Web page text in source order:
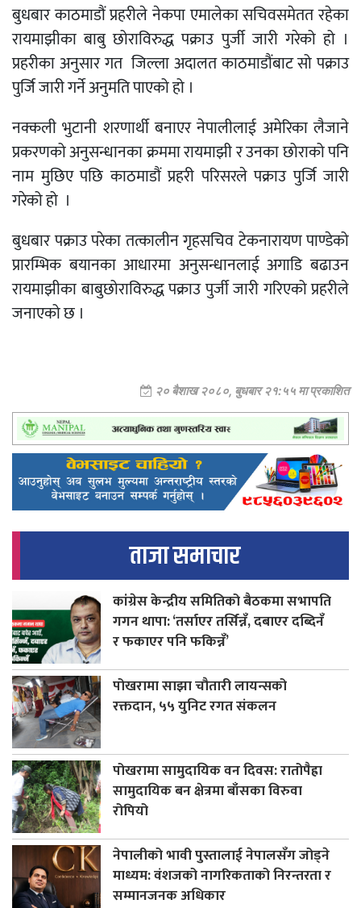
बुधबार काठमाडौं प्रहरीले नेकपा एमालेका सचिवसमेतत रहेका
रायमाझीका बाबु छोराविरुद्ध पक्राउ पुर्जी जारी गरेको हो ।
प्रहरीका अनुसार गत जिल्ला अदालत काठमाडौंबाट सो पक्राउ
पुर्जि जारी गर्ने अनुमति पाएको हो ।
नक्कली भुटानी शरणार्थी बनाएर नेपालीलाई अमेरिका लैजाने
प्रकरणको अनुसन्धानका क्रममा रायमाझी र उनका छोराको पनि
नाम मुछिए पछि काठमाडौं प्रहरी परिसरले पक्राउ पुर्जि जारी
गरेको हो ।
बुधबार पक्राउ परेका तत्कालीन गृहसचिव टेकनारायण पाण्डेको
प्रारम्भिक बयानका आधारमा अनुसन्धानलाई अगाडि बढाउन
रायमाझीका बाबुछोराविरुद्ध पक्राउ पुर्जी जारी गरिएको प्रहरीले
जनाएको छ ।
२० बैशाख २०८०, बुधबार २१:५५ मा प्रकाशित
ताजा समाचार
कांग्रेस केन्द्रीय समितिको बैठकमा सभापति
गगन थापा: ‘तर्साएर तर्सिन्नँ, दबाएर दब्दिनँ
र फकाएर पनि फकिन्नँ’
पोखरामा साझा चौतारी लायन्सको
रक्तदान, ५५ युनिट रगत संकलन
पोखरामा सामुदायिक वन दिवस: रातोपैह्रा
सामुदायिक बन क्षेत्रमा बाँसका विरुवा
रोपियो
नेपालीको भावी पुस्तालाई नेपालसँग जोड्ने
माध्यम: वंशजको नागरिकताको निरन्तरता र
सम्मानजनक अधिकार